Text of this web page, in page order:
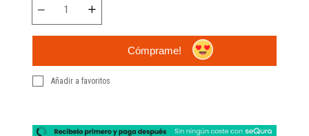
Cómprame!
Añadir a favoritos